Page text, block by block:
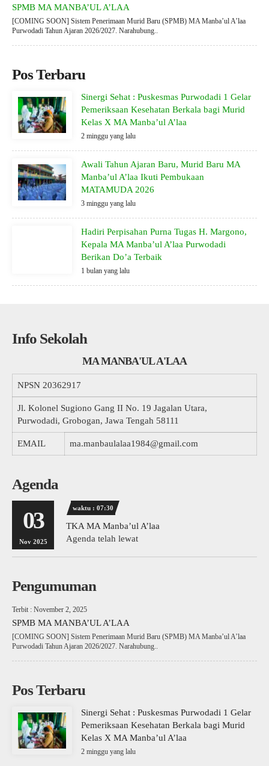
SPMB MA MANBA’UL A’LAA
[COMING SOON] Sistem Penerimaan Murid Baru (SPMB) MA Manba’ul A’laa
Purwodadi Tahun Ajaran 2026/2027. Narahubung..
Pos Terbaru
Sinergi Sehat : Puskesmas Purwodadi 1 Gelar
Pemeriksaan Kesehatan Berkala bagi Murid
Kelas X MA Manba’ul A’laa
2 minggu yang lalu
Awali Tahun Ajaran Baru, Murid Baru MA
Manba’ul A’laa Ikuti Pembukaan
MATAMUDA 2026
3 minggu yang lalu
Hadiri Perpisahan Purna Tugas H. Margono,
Kepala MA Manba’ul A’laa Purwodadi
Berikan Do’a Terbaik
1 bulan yang lalu
Info Sekolah
MA MANBA'UL A'LAA
NPSN 20362917
Jl. Kolonel Sugiono Gang II No. 19 Jagalan Utara,
Purwodadi, Grobogan, Jawa Tengah 58111
EMAIL ma.manbaulalaa1984@gmail.com
Agenda
03
Nov 2025
waktu : 07:30
TKA MA Manba’ul A’laa
Agenda telah lewat
Pengumuman
Terbit : November 2, 2025
SPMB MA MANBA’UL A’LAA
[COMING SOON] Sistem Penerimaan Murid Baru (SPMB) MA Manba’ul A’laa
Purwodadi Tahun Ajaran 2026/2027. Narahubung..
Pos Terbaru
Sinergi Sehat : Puskesmas Purwodadi 1 Gelar
Pemeriksaan Kesehatan Berkala bagi Murid
Kelas X MA Manba’ul A’laa
2 minggu yang lalu